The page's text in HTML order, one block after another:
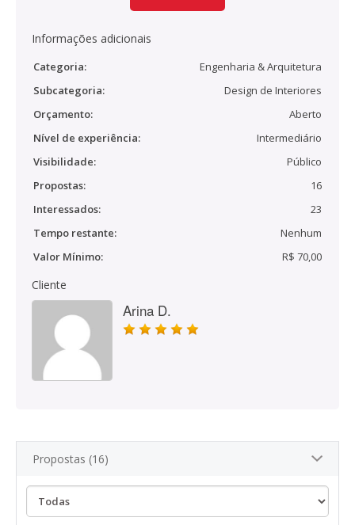
Informações adicionais
Categoria:
Engenharia & Arquitetura
Subcategoria:
Design de Interiores
Orçamento:
Aberto
Nível de experiência:
Intermediário
Visibilidade:
Público
Propostas:
16
Interessados:
23
Tempo restante:
Nenhum
Valor Mínimo:
R$ 70,00
Cliente
Arina D.
Propostas (16)